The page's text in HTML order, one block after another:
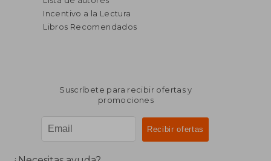
Incentivo a la Lectura
Libros Recomendados
Suscríbete para recibir ofertas y
promociones